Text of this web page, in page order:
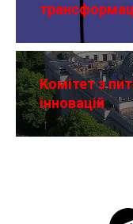
Комітет з
інновацій